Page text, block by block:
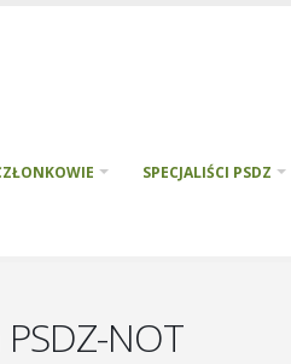
SPECJALIŚCI PSDZ
NOT